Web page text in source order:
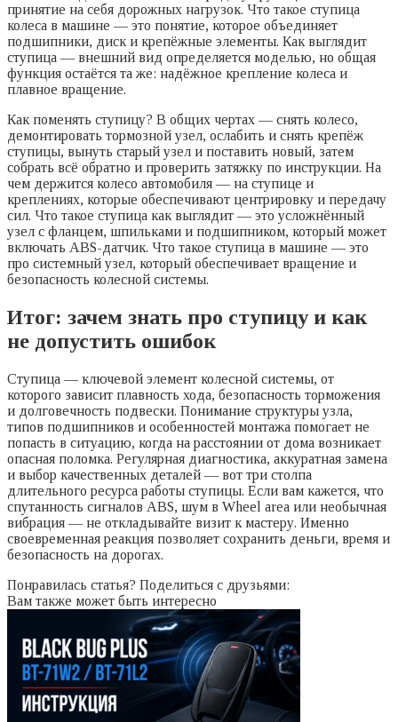
принятие на себя дорожных нагрузок. Что такое ступица
колеса в машине — это понятие, которое объединяет
подшипники, диск и крепёжные элементы. Как выглядит
ступица — внешний вид определяется моделью, но общая
функция остаётся та же: надёжное крепление колеса и
плавное вращение.
Как поменять ступицу? В общих чертах — снять колесо,
демонтировать тормозной узел, ослабить и снять крепёж
ступицы, вынуть старый узел и поставить новый, затем
собрать всё обратно и проверить затяжку по инструкции. На
чем держится колесо автомобиля — на ступице и
креплениях, которые обеспечивают центрировку и передачу
сил. Что такое ступица как выглядит — это усложнённый
узел с фланцем, шпильками и подшипником, который может
включать ABS-датчик. Что такое ступица в машине — это
про системный узел, который обеспечивает вращение и
безопасность колесной системы.
Итог: зачем знать про ступицу и как
не допустить ошибок
Ступица — ключевой элемент колесной системы, от
которого зависит плавность хода, безопасность торможения
и долговечность подвески. Понимание структуры узла,
типов подшипников и особенностей монтажа помогает не
попасть в ситуацию, когда на расстоянии от дома возникает
опасная поломка. Регулярная диагностика, аккуратная замена
и выбор качественных деталей — вот три столпа
длительного ресурса работы ступицы. Если вам кажется, что
спутанность сигналов ABS, шум в Wheel area или необычная
вибрация — не откладывайте визит к мастеру. Именно
своевременная реакция позволяет сохранить деньги, время и
безопасность на дорогах.
Понравилась статья? Поделиться с друзьями:
Вам также может быть интересно